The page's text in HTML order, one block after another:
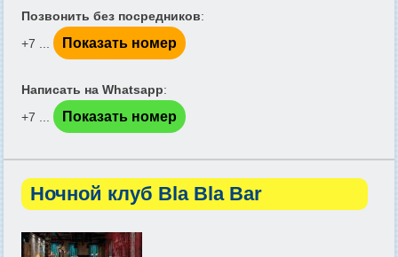
Позвонить без посредников:
+7 ...
Показать номер
Написать на Whatsapp:
+7 ...
Показать номер
Ночной клуб Bla Bla Bar